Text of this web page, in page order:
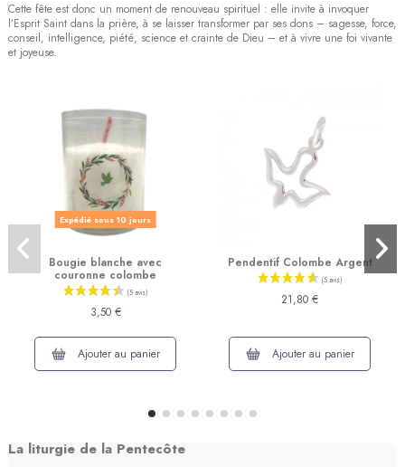
Cette fête est donc un moment de renouveau spirituel : elle invite à invoquer
l’Esprit Saint dans la prière, à se laisser transformer par ses dons – sagesse, force,
conseil, intelligence, piété, science et crainte de Dieu – et à vivre une foi vivante
et joyeuse.
Expédié sous 10 jours
Bougie blanche avec
couronne colombe
3,50 €
Ajouter au panier
Pendentif Colombe Argent
21,80 €
Ajouter au panier
La liturgie de la Pentecôte